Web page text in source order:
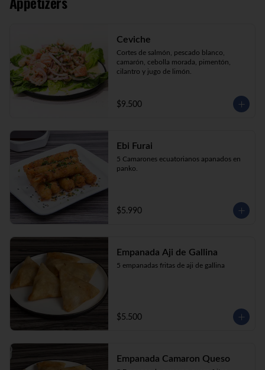
Katsu Roll (10) Pollo, queso crema,
cebollín, apanado en panko.
Ceviche
Cortes de salmón, pescado blanco,
camarón, cebolla morada, pimentón,
cilantro y jugo de limón.
$9.500
Ebi Furai
5 Camarones ecuatorianos apanados en
panko.
$5.990
Empanada Aji de Gallina
5 empanadas fritas de aji de gallina
$5.500
Empanada Camaron Queso